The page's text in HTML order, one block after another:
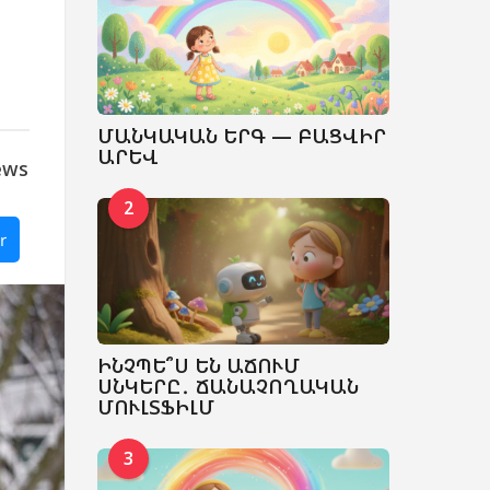
ՄԱՆԿԱԿԱՆ ԵՐԳ — ԲԱՑՎԻՐ
ԱՐԵՎ
2
ԻՆՉՊԵ՞Ս ԵՆ ԱՃՈՒՄ
ՍՆԿԵՐԸ․ ՃԱՆԱՉՈՂԱԿԱՆ
ՄՈՒԼՏՖԻԼՄ
3